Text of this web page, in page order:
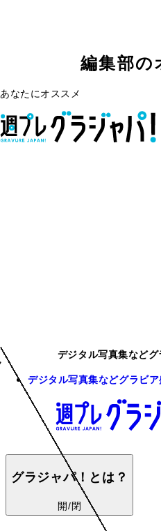
編集部の
あなたにオススメ
デジタル写真集など
デジタル写真集などグラビ
グラジャパ！とは？
開/閉